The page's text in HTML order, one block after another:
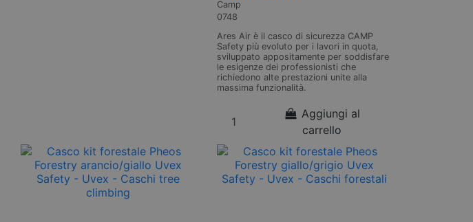
Camp
0748
Ares Air è il casco di sicurezza CAMP
Safety più evoluto per i lavori in quota,
sviluppato appositamente per soddisfare
le esigenze dei professionisti che
richiedono alte prestazioni unite alla
massima funzionalità.
Aggiungi al
carrello